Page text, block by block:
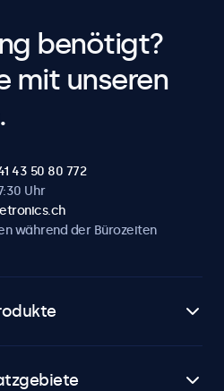
benötigt?
mit unseren
43 50 80 772
Uhr
während der Bürozeiten